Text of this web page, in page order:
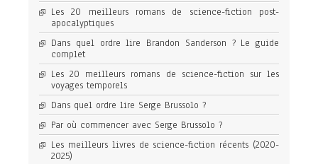
Les 20 meilleurs romans de science-fiction post-
apocalyptiques
Dans quel ordre lire Brandon Sanderson ? Le guide
complet
Les 20 meilleurs romans de science-fiction sur les
voyages temporels
Dans quel ordre lire Serge Brussolo ?
Par où commencer avec Serge Brussolo ?
Les meilleurs livres de science-fiction récents (2020-
2025)